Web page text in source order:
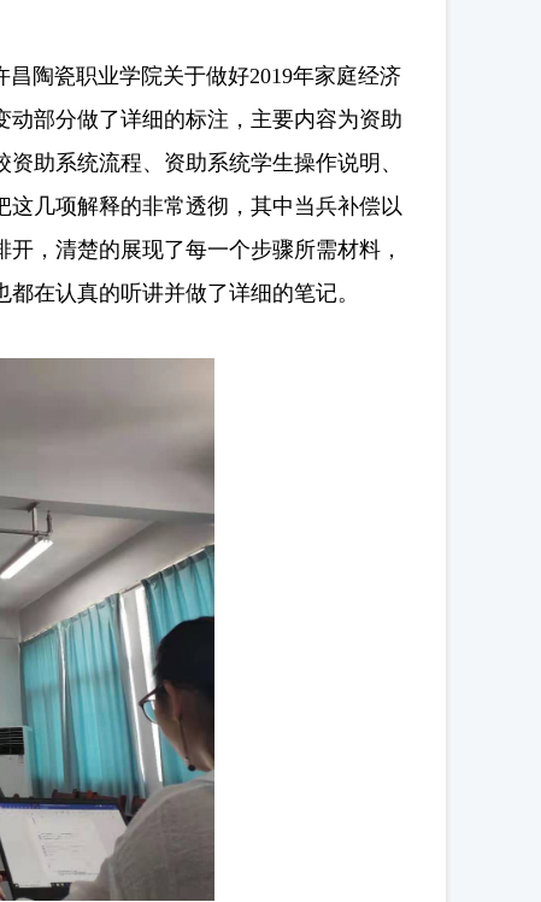
陶瓷职业学院关于做好2019年家庭经济
部分做了详细的标注，主要内容为资助
助系统流程、资助系统学生操作说明、
几项解释的非常透彻，其中当兵补偿以
，清楚的展现了每一个步骤所需材料，
在认真的听讲并做了详细的笔记。